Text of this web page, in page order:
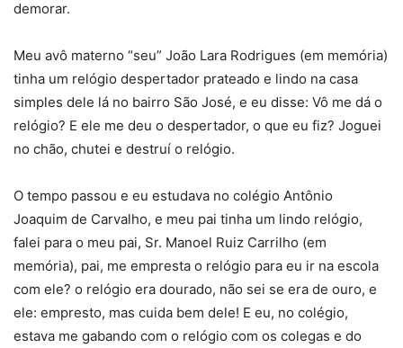
demorar.
Meu avô materno “seu” João Lara Rodrigues (em memória)
tinha um relógio despertador prateado e lindo na casa
simples dele lá no bairro São José, e eu disse: Vô me dá o
relógio? E ele me deu o despertador, o que eu fiz? Joguei
no chão, chutei e destruí o relógio.
O tempo passou e eu estudava no colégio Antônio
Joaquim de Carvalho, e meu pai tinha um lindo relógio,
falei para o meu pai, Sr. Manoel Ruiz Carrilho (em
memória), pai, me empresta o relógio para eu ir na escola
com ele? o relógio era dourado, não sei se era de ouro, e
ele: empresto, mas cuida bem dele! E eu, no colégio,
estava me gabando com o relógio com os colegas e do